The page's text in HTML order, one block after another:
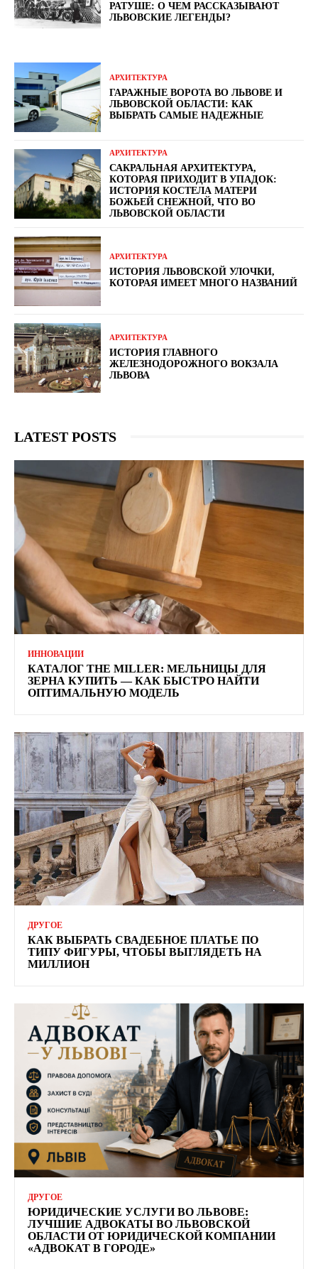
РАТУШЕ: О ЧЕМ РАССКАЗЫВАЮТ
ЛЬВОВСКИЕ ЛЕГЕНДЫ?
АРХИТЕКТУРА
ГАРАЖНЫЕ ВОРОТА ВО ЛЬВОВЕ И
ЛЬВОВСКОЙ ОБЛАСТИ: КАК
ВЫБРАТЬ САМЫЕ НАДЕЖНЫЕ
АРХИТЕКТУРА
САКРАЛЬНАЯ АРХИТЕКТУРА,
КОТОРАЯ ПРИХОДИТ В УПАДОК:
ИСТОРИЯ КОСТЕЛА МАТЕРИ
БОЖЬЕЙ СНЕЖНОЙ, ЧТО ВО
ЛЬВОВСКОЙ ОБЛАСТИ
АРХИТЕКТУРА
ИСТОРИЯ ЛЬВОВСКОЙ УЛОЧКИ,
КОТОРАЯ ИМЕЕТ МНОГО НАЗВАНИЙ
АРХИТЕКТУРА
ИСТОРИЯ ГЛАВНОГО
ЖЕЛЕЗНОДОРОЖНОГО ВОКЗАЛА
ЛЬВОВА
LATEST POSTS
ИННОВАЦИИ
КАТАЛОГ THE MILLER: МЕЛЬНИЦЫ ДЛЯ
ЗЕРНА КУПИТЬ — КАК БЫСТРО НАЙТИ
ОПТИМАЛЬНУЮ МОДЕЛЬ
ДРУГОЕ
КАК ВЫБРАТЬ СВАДЕБНОЕ ПЛАТЬЕ ПО
ТИПУ ФИГУРЫ, ЧТОБЫ ВЫГЛЯДЕТЬ НА
МИЛЛИОН
ДРУГОЕ
ЮРИДИЧЕСКИЕ УСЛУГИ ВО ЛЬВОВЕ:
ЛУЧШИЕ АДВОКАТЫ ВО ЛЬВОВСКОЙ
ОБЛАСТИ ОТ ЮРИДИЧЕСКОЙ КОМПАНИИ
«АДВОКАТ В ГОРОДЕ»